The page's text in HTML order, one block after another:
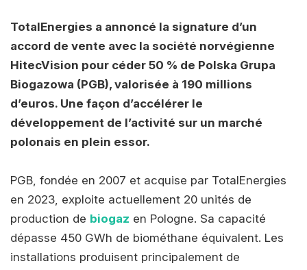
TotalEnergies a annoncé la signature d’un
accord de vente avec la société norvégienne
HitecVision pour céder 50 % de Polska Grupa
Biogazowa (PGB), valorisée à 190 millions
d’euros. Une façon d’accélérer le
développement de l’activité sur un marché
polonais en plein essor.
PGB, fondée en 2007 et acquise par TotalEnergies
en 2023, exploite actuellement 20 unités de
production de biogaz en Pologne. Sa capacité
dépasse 450 GWh de biométhane équivalent. Les
installations produisent principalement de